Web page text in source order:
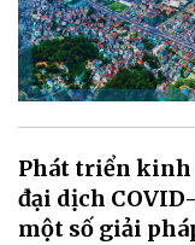
Phát triển kinh
đại dịch
một số giải